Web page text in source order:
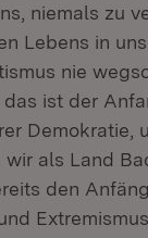
niemals zu
Lebens in
nie
ist der
Demokratie,
wir als Land
den